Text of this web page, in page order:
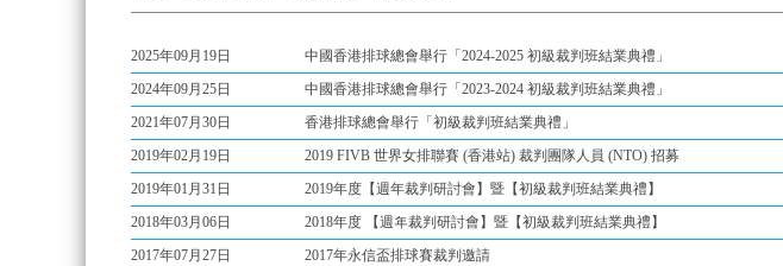
2025年09月19日 中國香港排球總會舉行「2024-2025 初級裁判班結業典禮」
2024年09月25日
中國香港排球總會舉行「2023-2024 初級裁判班結業典禮」
2021年07月30日
香港排球總會舉行「初級裁判班結業典禮」
2019年02月19日
2019 FIVB 世界女排聯賽 (香港站) 裁判團隊人員 (NTO) 招募
2019年01月31日
2019年度【週年裁判研討會】暨【初級裁判班結業典禮】
2018年03月06日
2018年度 【週年裁判研討會】暨【初級裁判班結業典禮】
2017年07月27日
2017年永信盃排球賽裁判邀請